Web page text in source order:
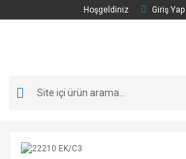
Hoşgeldiniz Giriş Yap